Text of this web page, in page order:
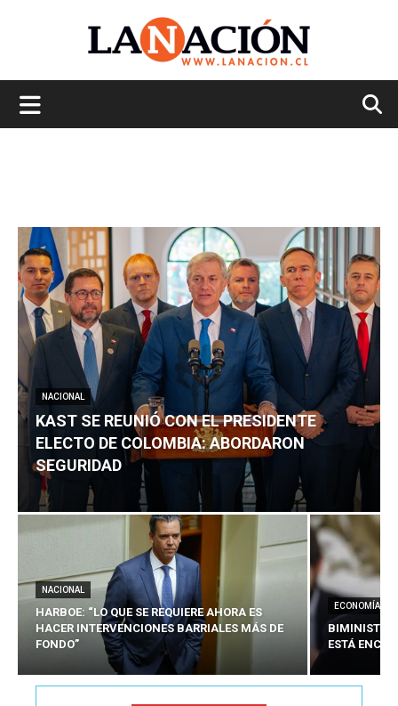
NACIONAL
KAST SE REUNIÓ CON EL PRESIDENTE
ELECTO DE COLOMBIA: ABORDARON
SEGURIDAD
NACIONAL
HARBOE: “LO QUE SE REQUIERE AHORA ES
HACER INTERVENCIONES BARRIALES MÁS DE
FONDO”
ECONOMÍA
BIMINISTRO
ESTÁ